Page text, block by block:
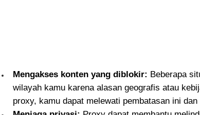
Mengakses konten yang diblokir: Beberapa
wilayah kamu karena alasan geografis atau
proxy, kamu dapat melewati pembatasan ini